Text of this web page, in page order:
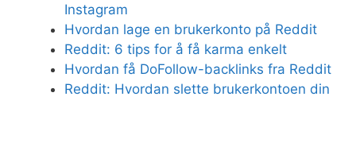
Instagram
Hvordan lage en brukerkonto på Reddit
Reddit: 6 tips for å få karma enkelt
Hvordan få DoFollow-backlinks fra Reddit
Reddit: Hvordan slette brukerkontoen din